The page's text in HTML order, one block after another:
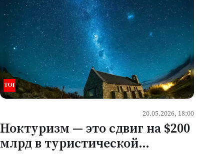
20.05.2026, 18:00
Ноктуризм — это сдвиг на $200
млрд в туристической